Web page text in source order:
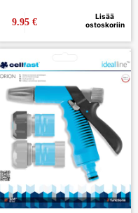
9.95€
Lisää
ostoskoriin